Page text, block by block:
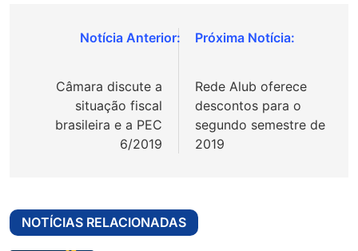
Navegação
Post
Câmara discute a
situação fiscal
brasileira e a PEC
6/2019
Rede Alub oferece
descontos para o
segundo semestre de
2019
NOTÍCIAS RELACIONADAS